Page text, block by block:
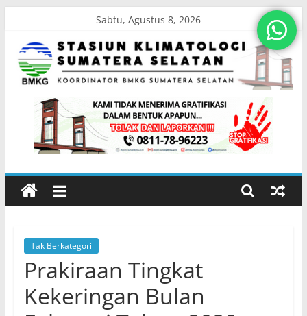
content
Sabtu, Agustus 8, 2026
Stasiun
Klimatologi
Sumatera
Koordinator
BMKG
Sumatera
Selatan
Tak Berkategori
Prakiraan Tingkat
Kekeringan Bulan